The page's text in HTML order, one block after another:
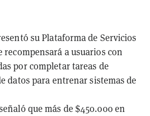
su Plataforma de Servicios
recompensará a usuarios con
por completar tareas de
datos para entrenar sistemas de
que más de $450.000 en